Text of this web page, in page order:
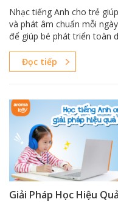
Nhạc tiếng Anh cho trẻ
và phát âm chuẩn mỗi
để giúp bé phát triển toàn
Đọc tiếp
Giải Pháp Học Hiệu